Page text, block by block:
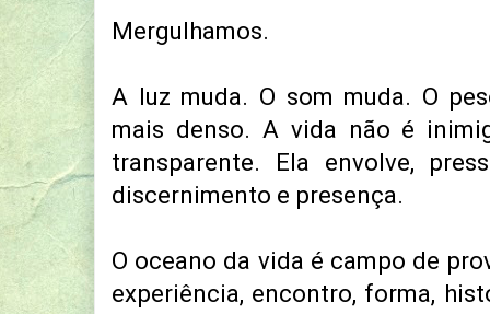
Mergulhamos.
A luz muda. O som muda. O
mais denso. A vida não é
transparente. Ela envolve,
discernimento e presença.
O oceano da vida é campo de
experiência, encontro, forma,